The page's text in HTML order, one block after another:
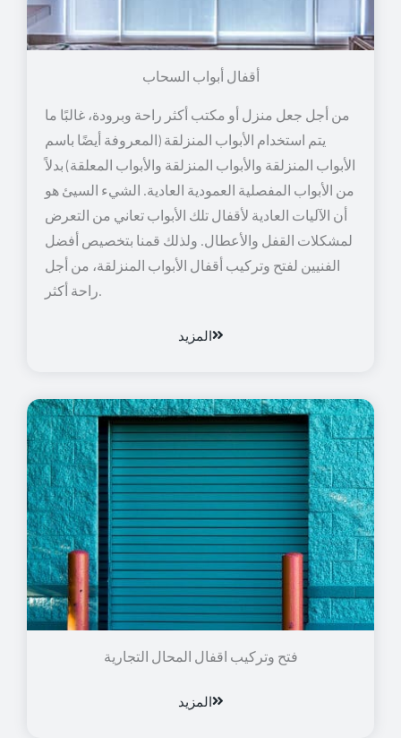
أقفال أبواب السحاب
من أجل جعل منزل أو مكتب أكثر راحة وبرودة، غالبًا ما
يتم استخدام الأبواب المنزلقة (المعروفة أيضًا باسم
الأبواب المنزلقة والأبواب المنزلقة والأبواب المعلقة) بدلاً
من الأبواب المفصلية العمودية العادية. الشيء السيئ هو
أن الآليات العادية لأقفال تلك الأبواب تعاني من التعرض
لمشكلات القفل والأعطال. ولذلك قمنا بتخصيص أفضل
الفنيين لفتح وتركيب أقفال الأبواب المنزلقة، من أجل
راحة أكثر.
المزيد
فتح وتركيب اقفال المحال التجارية
المزيد